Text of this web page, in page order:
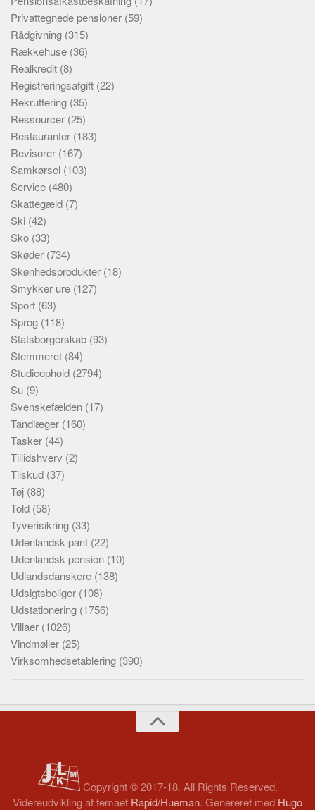
Privattegnede pensioner (59)
Rådgivning (315)
Rækkehuse (36)
Realkredit (8)
Registreringsafgift (22)
Rekruttering (35)
Ressourcer (25)
Restauranter (183)
Revisorer (167)
Samkørsel (103)
Service (480)
Skattegæld (7)
Ski (42)
Sko (33)
Skøder (734)
Skønhedsprodukter (18)
Smykker ure (127)
Sport (63)
Sprog (118)
Statsborgerskab (93)
Stemmeret (84)
Studieophold (2794)
Su (9)
Svenskefælden (17)
Tandlæger (160)
Tasker (44)
Tillidshverv (2)
Tilskud (37)
Tøj (88)
Told (58)
Tyverisikring (33)
Udenlandsk pant (22)
Udenlandsk pension (10)
Udlandsdanskere (138)
Udsigtsboliger (108)
Udstationering (1756)
Villaer (1026)
Vindmøller (25)
Virksomhedsetablering (390)
Copyright © 2017-18. All Rights Reserved.
Videreudvikling af temaet Rapid/Hueman. Genereret med Hugo